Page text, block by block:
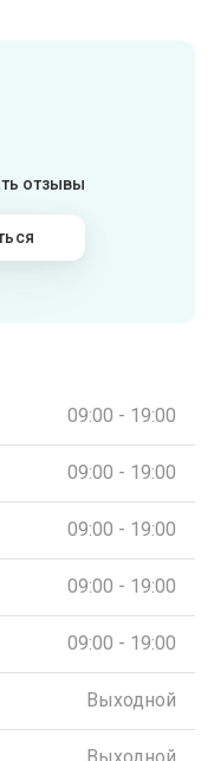
отзывы
09:00 - 19:00
09:00 - 19:00
09:00 - 19:00
09:00 - 19:00
09:00 - 19:00
Выходной